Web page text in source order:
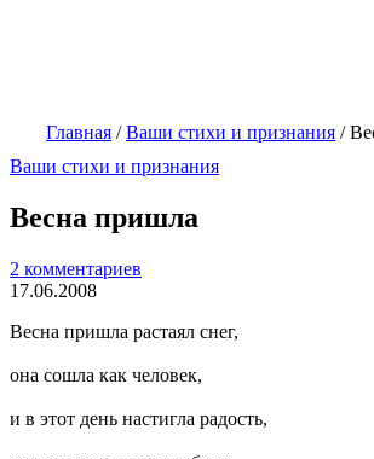
Главная /Ваши стихи и признания /
Ваши стихи и признания
Весна пришла
2 комментариев
17.06.2008
Весна пришла растаял снег,
она сошла как человек,
и в этот день настигла радость,